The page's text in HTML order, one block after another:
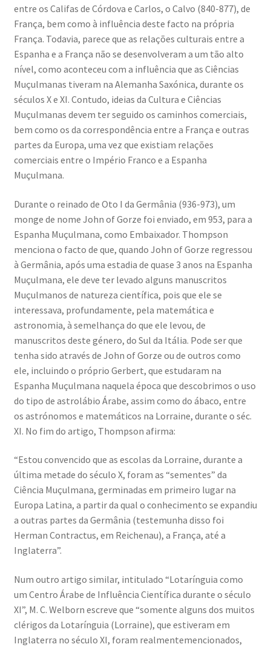
entre os Califas de Córdova e Carlos, o Calvo (840-877), de
França, bem como à influência deste facto na própria
França. Todavia, parece que as relações culturais entre a
Espanha e a França não se desenvolveram a um tão alto
nível, como aconteceu com a influência que as Ciências
Muçulmanas tiveram na Alemanha Saxónica, durante os
séculos X e XI. Contudo, ideias da Cultura e Ciências
Muçulmanas devem ter seguido os caminhos comerciais,
bem como os da correspondência entre a França e outras
partes da Europa, uma vez que existiam relações
comerciais entre o Império Franco e a Espanha
Muçulmana.
Durante o reinado de Oto I da Germânia (936-973), um
monge de nome John of Gorze foi enviado, em 953, para a
Espanha Muçulmana, como Embaixador. Thompson
menciona o facto de que, quando John of Gorze regressou
à Germânia, após uma estadia de quase 3 anos na Espanha
Muçulmana, ele deve ter levado alguns manuscritos
Muçulmanos de natureza científica, pois que ele se
interessava, profundamente, pela matemática e
astronomia, à semelhança do que ele levou, de
manuscritos deste género, do Sul da Itália. Pode ser que
tenha sido através de John of Gorze ou de outros como
ele, incluindo o próprio Gerbert, que estudaram na
Espanha Muçulmana naquela época que descobrimos o uso
do tipo de astrolábio Árabe, assim como do ábaco, entre
os astrónomos e matemáticos na Lorraine, durante o séc.
XI. No fim do artigo, Thompson afirma:
“Estou convencido que as escolas da Lorraine, durante a
última metade do século X, foram as “sementes” da
Ciência Muçulmana, germinadas em primeiro lugar na
Europa Latina, a partir da qual o conhecimento se expandiu
a outras partes da Germânia (testemunha disso foi
Herman Contractus, em Reichenau), a França, até a
Inglaterra”.
Num outro artigo similar, intitulado “Lotarínguia como
um Centro Árabe de Influência Científica durante o século
XI”, M. C. Welborn escreve que “somente alguns dos muitos
clérigos da Lotarínguia (Lorraine), que estiveram em
Inglaterra no século XI, foram realmentemencionados,